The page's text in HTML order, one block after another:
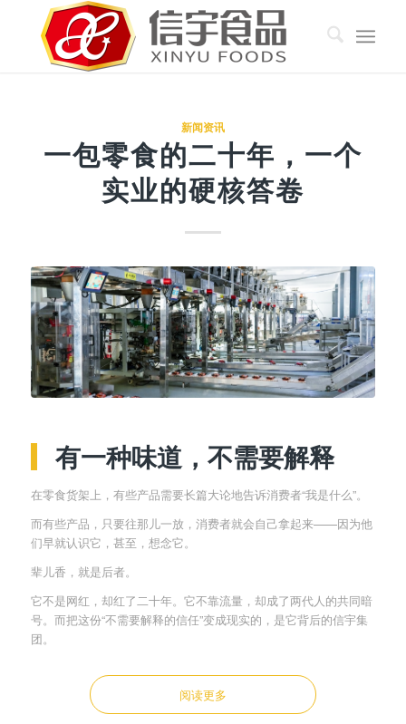
新闻资讯
一包零食的二十年，一个
实业的硬核答卷
有一种味道，不需要解释
在零食货架上，有些产品需要长篇大论地告诉消费者“我是什么”。
而有些产品，只要往那儿一放，消费者就会自己拿起来——因为他
们早就认识它，甚至，想念它。
辈儿香，就是后者。
它不是网红，却红了二十年。它不靠流量，却成了两代人的共同暗
号。而把这份“不需要解释的信任”变成现实的，是它背后的信宇集
团。
阅读更多